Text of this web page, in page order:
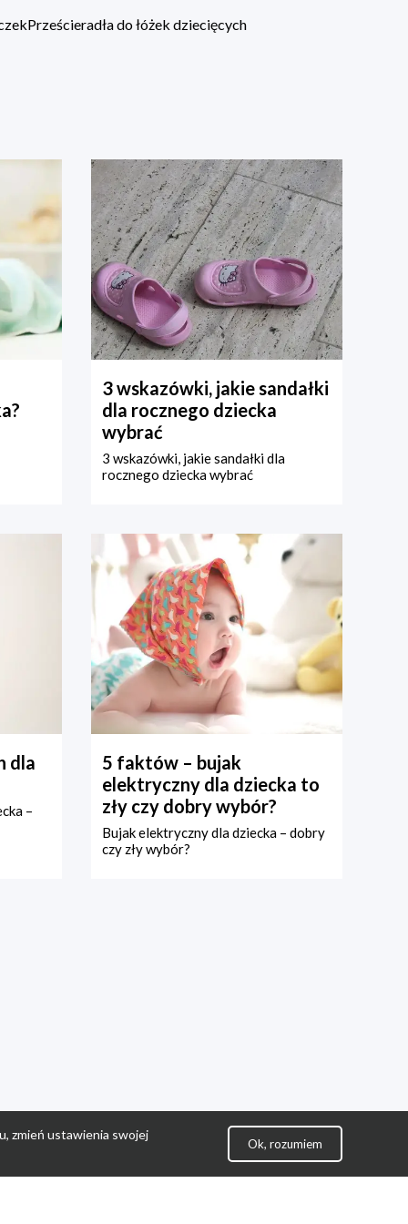
Prześcieradła do łóżek dziecięcych
3 wskazówki, jakie sandałki
dla rocznego dziecka
wybrać
3 wskazówki, jakie sandałki dla
rocznego dziecka wybrać
dla
–
5 faktów – bujak
elektryczny dla dziecka to
zły czy dobry wybór?
Bujak elektryczny dla dziecka – dobry
czy zły wybór?
zmień ustawienia swojej
Ok, rozumiem